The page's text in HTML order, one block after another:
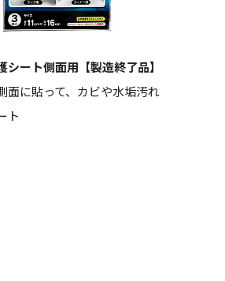
シート側面用【製造終了品】
面に貼って、カビや水垢汚れ
ト